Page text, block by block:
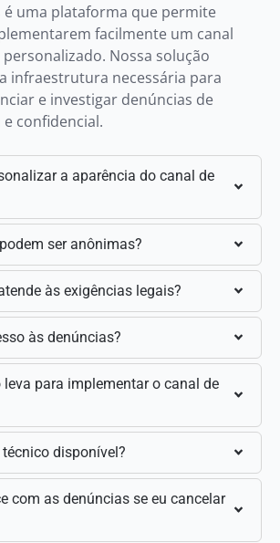
é uma plataforma que permite
facilmente um canal
Nossa solução
infraestrutura necessária para
e investigar denúncias de
confidencial.
a aparência do canal de
ser anônimas?
às exigências legais?
às denúncias?
para implementar o canal de
disponível?
com as denúncias se eu cancelar